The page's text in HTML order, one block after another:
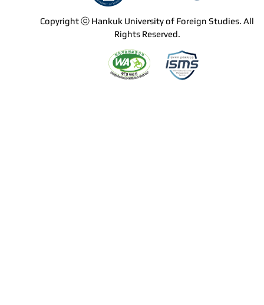
Copyright ⓒ Hankuk University of Foreign Studies. All
Rights Reserved.